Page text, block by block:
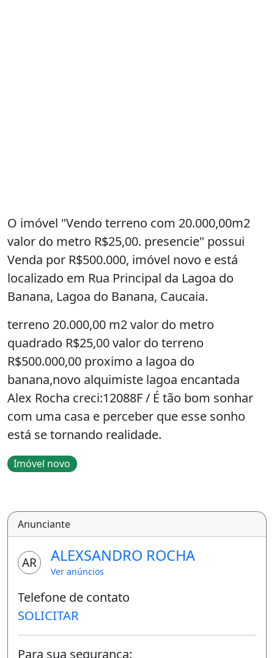
O imóvel "Vendo terreno com 20.000,00m2
valor do metro R$25,00. presencie" possui
Venda por R$500.000, imóvel novo e está
localizado em Rua Principal da Lagoa do
Banana, Lagoa do Banana, Caucaia.
terreno 20.000,00 m2 valor do metro
quadrado R$25,00 valor do terreno
R$500.000,00 proximo a lagoa do
banana,novo alquimiste lagoa encantada
Alex Rocha creci:12088F / É tão bom sonhar
com uma casa e perceber que esse sonho
está se tornando realidade.
Imóvel novo
Anunciante
AR ALEXSANDRO ROCHA
Ver anúncios
Telefone de contato
SOLICITAR
Para sua segurança: